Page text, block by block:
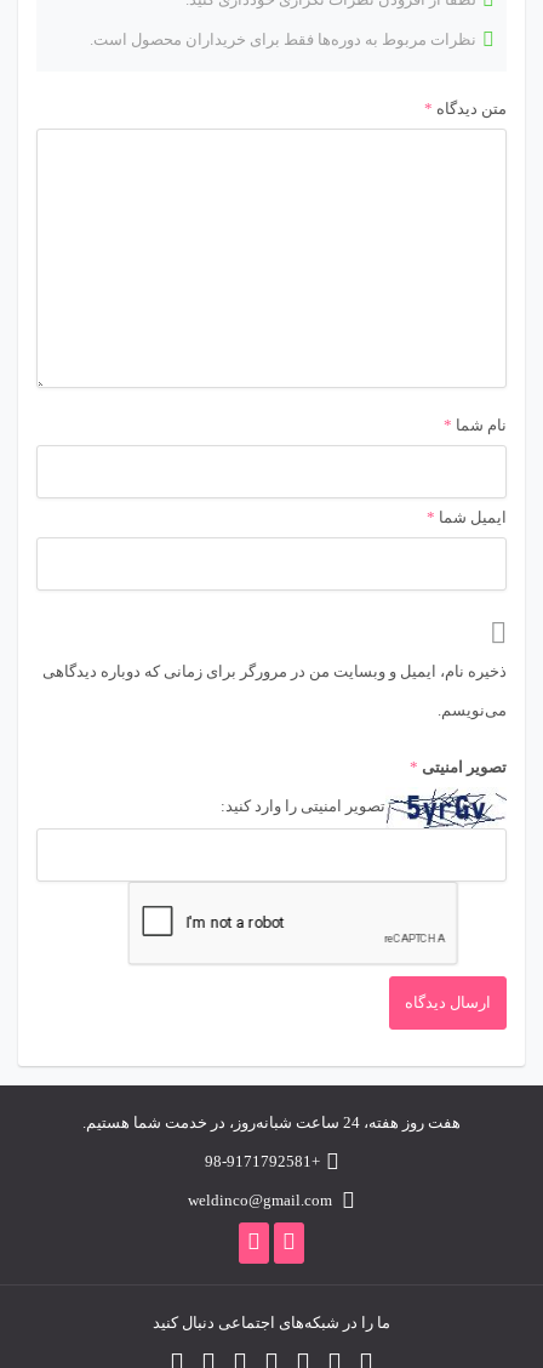
نظرات مربوط به دوره‌ها فقط برای خریداران محصول است.
متن دیدگاه *
نام شما *
ایمیل شما *
ذخیره نام، ایمیل و وبسایت من در مرورگر برای زمانی که دوباره دیدگاهی
می‌نویسم.
تصویر امنیتی *
تصویر امنیتی را وارد کنید:
هفت روز هفته، 24 ساعت شبانه‌روز، در خدمت شما هستیم.
+98-9171792581
weldinco@gmail.com
ما را در شبکه‌های اجتماعی دنبال کنید